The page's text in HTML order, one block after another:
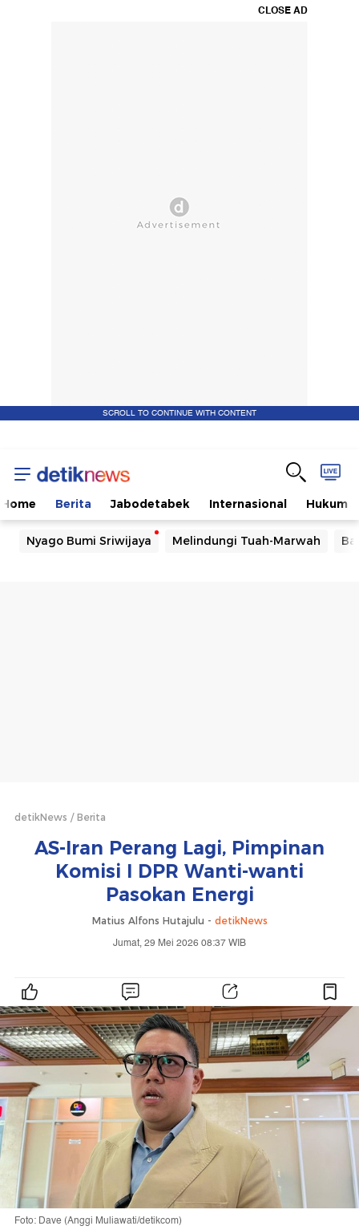
CLOSE AD
SCROLL TO CONTINUE WITH CONTENT
Home Berita Jabodetabek Internasional Hukum
Nyago Bumi Sriwijaya Melindungi Tuah-Marwah
detikNews Berita
AS-Iran Perang Lagi, Pimpinan
Komisi I DPR Wanti-wanti
Pasokan Energi
Matius Alfons Hutajulu - detikNews
Jumat, 29 Mei 2026 08:37 WIB
Foto: Dave (Anggi Muliawati/detikcom)